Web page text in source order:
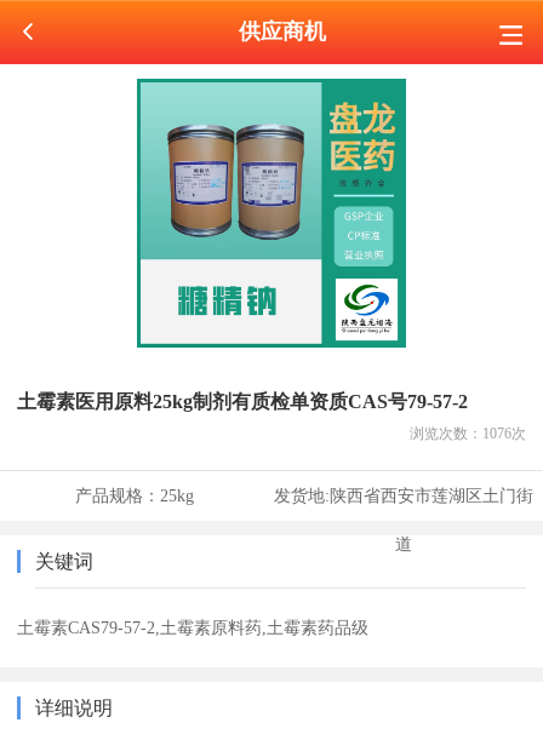
供应商机
土霉素医用原料25kg制剂有质检单资质CAS号79-57-2
浏览次数： 1076次
产品规格： 25kg 发货地:陕西省西安市莲湖区土门街
道
关键词
土霉素CAS79-57-2,土霉素原料药,土霉素药品级
详细说明